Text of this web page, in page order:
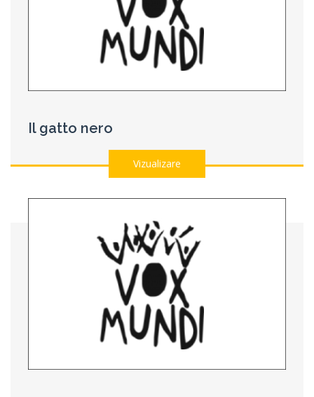
Il gatto nero
Vizualizare